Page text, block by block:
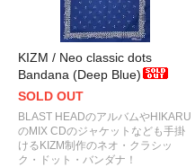
KIZM / Neo classic dots
Bandana (Deep Blue)
SOLD OUT
BLAST HEADのアルバムやHIKARU
のMIX CDのジャケットなども手掛
けるKIZM制作のネオ・クラシッ
ク・ドット・バンダナ！